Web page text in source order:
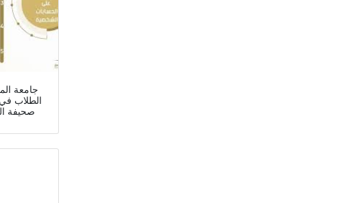
جامعة
الطلاب
صحيفة